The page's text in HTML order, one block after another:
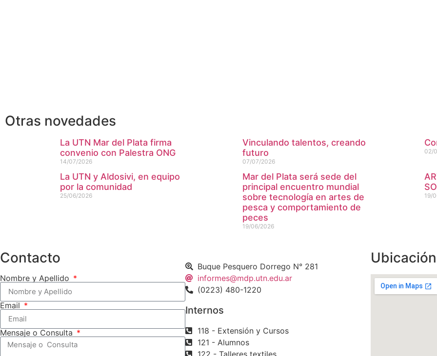
Otras novedades
La UTN Mar del Plata firma
convenio con Palestra ONG
14/07/2026
Vinculando talentos, creando
futuro
07/07/2026
02/
La UTN y Aldosivi, en equipo
por la comunidad
25/06/2026
Mar del Plata será sede del
principal encuentro mundial
sobre tecnología en artes de
pesca y comportamiento de
peces
19/06/2026
19/
Contacto
Nombre y Apellido
Email
Mensaje o Consulta
Buque Pesquero Dorrego N° 281
informes@mdp.utn.edu.ar
(0223) 480-1220
Internos
118 - Extensión y Cursos
121 - Alumnos
122 - Talleres textiles
Ubicación